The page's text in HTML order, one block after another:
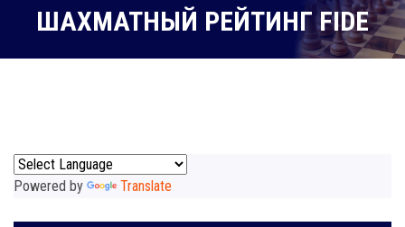
Рейтинг шахматиста
Персональный информер
ШАХМАТНЫЙ РЕЙТИНГ FIDE
Powered by Translate